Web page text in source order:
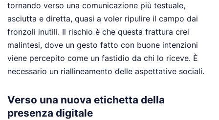
tornando verso una comunicazione più testuale,
asciutta e diretta, quasi a voler ripulire il campo dai
fronzoli inutili. Il rischio è che questa frattura crei
malintesi, dove un gesto fatto con buone intenzioni
viene percepito come un fastidio da chi lo riceve. È
necessario un riallineamento delle aspettative sociali.
Verso una nuova etichetta della
presenza digitale